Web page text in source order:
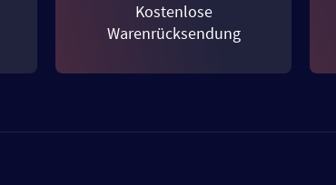
Kostenlose
Warenrücksendung